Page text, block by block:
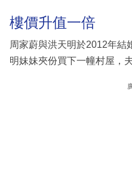
樓價升值一倍
周家蔚與洪天明於2012年結
明妹妹夾份買下一幢村屋，